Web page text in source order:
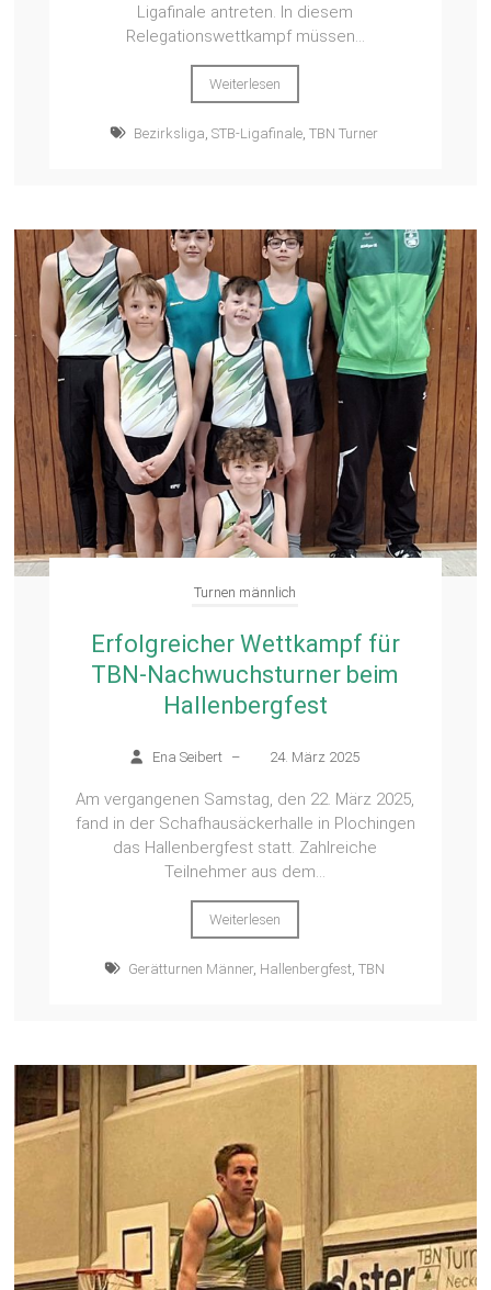
Ligafinale antreten. In diesem
Relegationswettkampf müssen...
Weiterlesen
Bezirksliga ,STB-Ligafinale ,TBN Turner
Turnen männlich
Erfolgreicher Wettkampf für
TBN-Nachwuchsturner beim
Hallenbergfest
Ena Seibert – 24. März 2025
Am vergangenen Samstag, den 22. März 2025,
fand in der Schafhausäckerhalle in Plochingen
das Hallenbergfest statt. Zahlreiche
Teilnehmer aus dem...
Weiterlesen
Gerätturnen Männer, Hallenbergfest, TBN